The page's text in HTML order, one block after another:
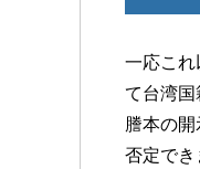
一応これ
て台湾国
謄本の
否定でき